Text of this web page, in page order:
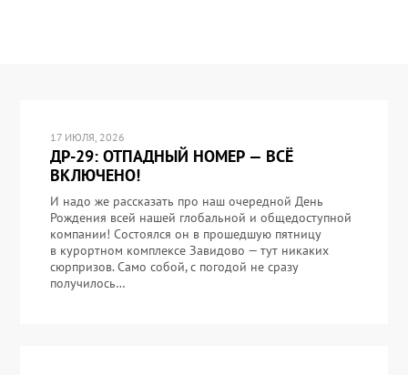
17 ИЮЛЯ, 2026
ДР-29: ОТПАДНЫЙ НОМЕР — ВСЁ
ВКЛЮЧЕНО!
И надо же рассказать про наш очередной День
Рождения всей нашей глобальной и общедоступной
компании! Состоялся он в прошедшую пятницу
в курортном комплексе Завидово — тут никаких
сюрпризов. Само собой, с погодой не сразу
получилось…